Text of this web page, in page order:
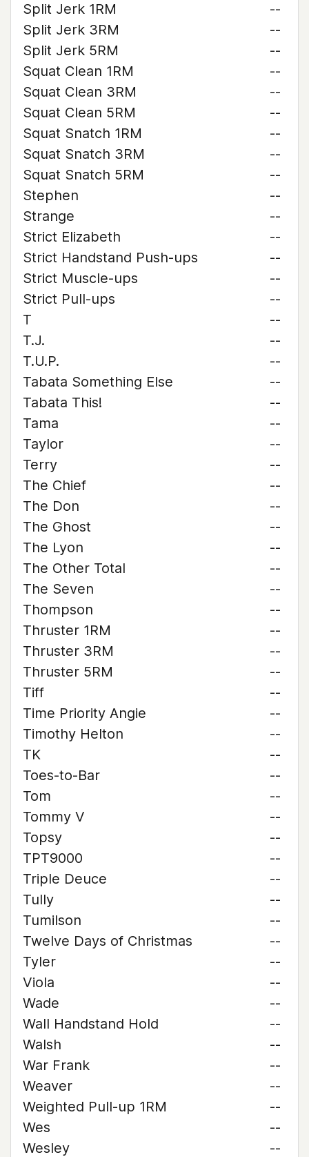
Split Jerk 1RM
--
Split Jerk 3RM
--
Split Jerk 5RM
--
Squat Clean 1RM
--
Squat Clean 3RM
--
Squat Clean 5RM
--
Squat Snatch 1RM
--
Squat Snatch 3RM
--
Squat Snatch 5RM
--
Stephen
--
Strange
--
Strict Elizabeth
--
Strict Handstand Push-ups
--
Strict Muscle-ups
--
Strict Pull-ups
--
T
--
T.J.
--
T.U.P.
--
Tabata Something Else
--
Tabata This!
--
Tama
--
Taylor
--
Terry
--
The Chief
--
The Don
--
The Ghost
--
The Lyon
--
The Other Total
--
The Seven
--
Thompson
--
Thruster 1RM
--
Thruster 3RM
--
Thruster 5RM
--
Tiff
--
Time Priority Angie
--
Timothy Helton
--
TK
--
Toes-to-Bar
--
Tom
--
Tommy V
--
Topsy
--
TPT9000
--
Triple Deuce
--
Tully
--
Tumilson
--
Twelve Days of Christmas
--
Tyler
--
Viola
--
Wade
--
Wall Handstand Hold
--
Walsh
--
War Frank
--
Weaver
--
Weighted Pull-up 1RM
--
Wes
--
Wesley
--